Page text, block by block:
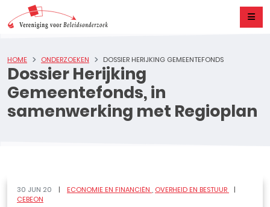
Dossier Herijking
Gemeentefonds, in
samenwerking met Regioplan
HOME ONDERZOEKEN DOSSIER HERIJKING GEMEENTEFONDS
30 JUN 20 ECONOMIE EN FINANCIËN
OVERHEID EN BESTUUR
CEBEON